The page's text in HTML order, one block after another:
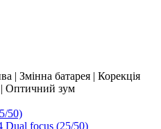
| Змінна батарея | Корекція
| Оптичний зум
50)